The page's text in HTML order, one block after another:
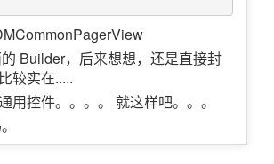
Builder，后来想想，还是直接封
较实在.....
用控件。。。。 就这样吧。。。